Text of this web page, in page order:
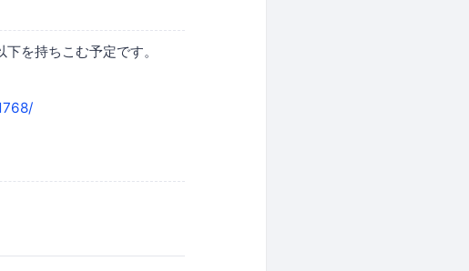
を持ちこむ予定です。